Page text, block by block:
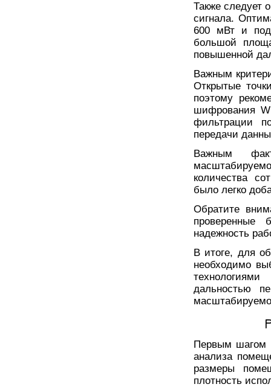
Также следует
сигнала.
600 мВт и
большой
повышенной
Важным
Открытые
поэтому
шифрования
фильтрации
передачи
Важным
количества
было легко
Обратите
проверенные
надежность
В итоге, для
необходимо
дальностью
Первым шагом
анализа
размеры
плотность